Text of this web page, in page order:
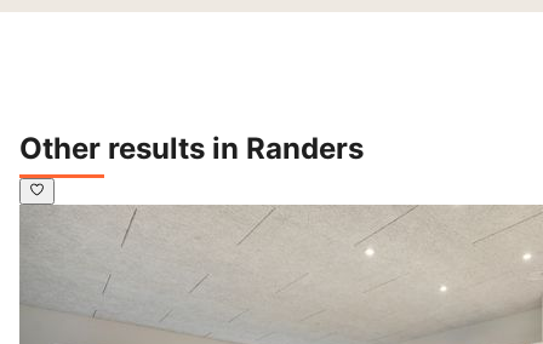
Other results in Randers